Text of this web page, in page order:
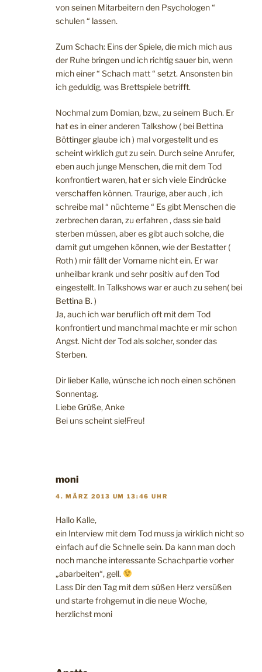
von seinen Mitarbeitern den Psychologen “
schulen “ lassen.
Zum Schach: Eins der Spiele, die mich mich aus
der Ruhe bringen und ich richtig sauer bin, wenn
mich einer “ Schach matt “ setzt. Ansonsten bin
ich geduldig, was Brettspiele betrifft.
Nochmal zum Domian, bzw., zu seinem Buch. Er
hat es in einer anderen Talkshow ( bei Bettina
Böttinger glaube ich ) mal vorgestellt und es
scheint wirklich gut zu sein. Durch seine Anrufer,
eben auch junge Menschen, die mit dem Tod
konfrontiert waren, hat er sich viele Eindrücke
verschaffen können. Traurige, aber auch , ich
schreibe mal “ nüchterne “ Es gibt Menschen die
zerbrechen daran, zu erfahren , dass sie bald
sterben müssen, aber es gibt auch solche, die
damit gut umgehen können, wie der Bestatter (
Roth ) mir fällt der Vorname nicht ein. Er war
unheilbar krank und sehr positiv auf den Tod
eingestellt. In Talkshows war er auch zu sehen( bei
Bettina B. )
Ja, auch ich war beruflich oft mit dem Tod
konfrontiert und manchmal machte er mir schon
Angst. Nicht der Tod als solcher, sonder das
Sterben.
Dir lieber Kalle, wünsche ich noch einen schönen
Sonnentag.
Liebe Grüße, Anke
Bei uns scheint sie!Freu!
moni
4. MÄRZ 2013 UM 13:46 UHR
Hallo Kalle,
ein Interview mit dem Tod muss ja wirklich nicht so
einfach auf die Schnelle sein. Da kann man doch
noch manche interessante Schachpartie vorher
„abarbeiten“, gell.
Lass Dir den Tag mit dem süßen Herz versüßen
und starte frohgemut in die neue Woche,
herzlichst moni